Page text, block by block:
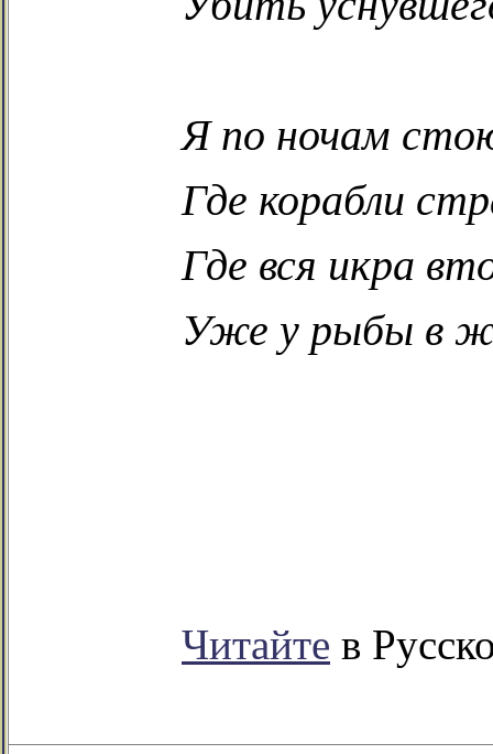
Я по ночам
Где корабли
Где вся икра
Уже у рыбы в
Читайте в